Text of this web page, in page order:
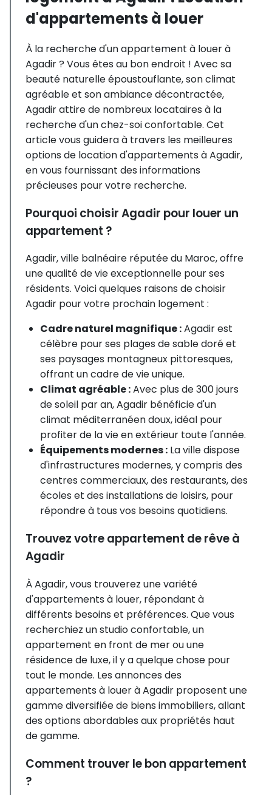
d'appartements à louer
À la recherche d'un appartement à louer à
Agadir ? Vous êtes au bon endroit ! Avec sa
beauté naturelle époustouflante, son climat
agréable et son ambiance décontractée,
Agadir attire de nombreux locataires à la
recherche d'un chez-soi confortable. Cet
article vous guidera à travers les meilleures
options de location d'appartements à Agadir,
en vous fournissant des informations
précieuses pour votre recherche.
Pourquoi choisir Agadir pour louer un
appartement ?
Agadir, ville balnéaire réputée du Maroc, offre
une qualité de vie exceptionnelle pour ses
résidents. Voici quelques raisons de choisir
Agadir pour votre prochain logement :
Cadre naturel magnifique :Agadir est
célèbre pour ses plages de sable doré et
ses paysages montagneux pittoresques,
offrant un cadre de vie unique.
Climat agréable :Avec plus de 300 jours
de soleil par an, Agadir bénéficie d'un
climat méditerranéen doux, idéal pour
profiter de la vie en extérieur toute l'année.
Équipements modernes : La ville dispose
d'infrastructures modernes, y compris des
centres commerciaux, des restaurants, des
écoles et des installations de loisirs, pour
répondre à tous vos besoins quotidiens.
Trouvez votre appartement de rêve à
Agadir
À Agadir, vous trouverez une variété
d'appartements à louer, répondant à
différents besoins et préférences. Que vous
recherchiez un studio confortable, un
appartement en front de mer ou une
résidence de luxe, il y a quelque chose pour
tout le monde. Les annonces des
appartements à louer à Agadir proposent une
gamme diversifiée de biens immobiliers, allant
des options abordables aux propriétés haut
de gamme.
Comment trouver le bon appartement
?